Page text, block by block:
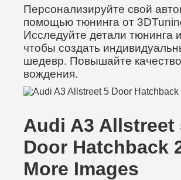
Персонализируйте свой
помощью тюнинга от
Исследуйте детали тюнинга
чтобы создать
шедевр. Повышайте
вождения.
Audi A3 Allstreet
Door Hatchback
More Images